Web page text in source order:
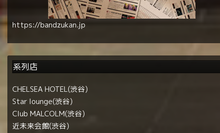
https://bandzukan.jp
系列店
CHELSEA HOTEL(渋谷)
Star lounge(渋谷)
Club MALCOLM(渋谷)
近未来会館(渋谷)